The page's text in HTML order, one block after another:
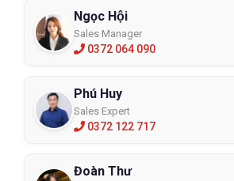
Ngọc Hội
Sales Manager
0372 064 090
Phú Huy
Sales Expert
0372 122 717
Đoàn Thư